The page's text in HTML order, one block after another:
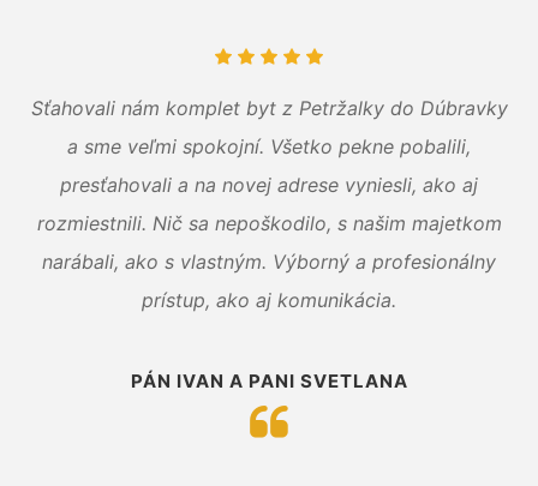
Sťahovali nám komplet byt z Petržalky do Dúbravky
a sme veľmi spokojní. Všetko pekne pobalili,
presťahovali a na novej adrese vyniesli, ako aj
rozmiestnili. Nič sa nepoškodilo, s našim majetkom
narábali, ako s vlastným. Výborný a profesionálny
prístup, ako aj komunikácia.
PÁN IVAN A PANI SVETLANA